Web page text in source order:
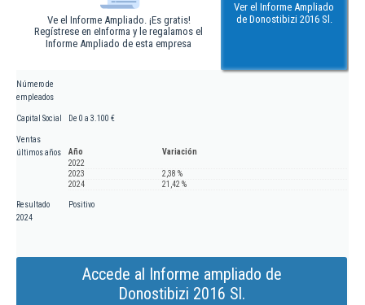
Ve el Informe Ampliado. ¡Es gratis!
Regístrese en eInforma y le regalamos el
Informe Ampliado de esta empresa
Ver el Informe Ampliado
de Donostibizi 2016 Sl.
Número de
empleados
Capital Social De 0 a 3.100 €
Ventas
últimos años
Año
Variación
2022
2023
2,38 %
2024
21,42 %
Resultado
2024
Positivo
Accede al Informe ampliado de
Donostibizi 2016 Sl.